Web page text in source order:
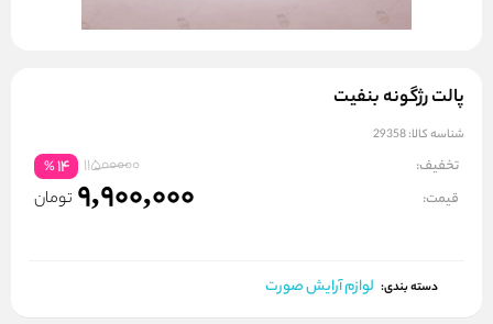
پالت رژگونه بنفیت
شناسه کالا:29358
تخفیف: 11500000
14
%
قیمت: 9,900,000 تومان
دسته بندی: لوازم آرایش صورت